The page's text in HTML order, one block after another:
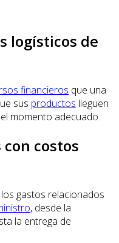
logísticos de
financieros que una
sus productos lleguen
momento adecuado.
costos
gastos relacionados
, desde la
la entrega de